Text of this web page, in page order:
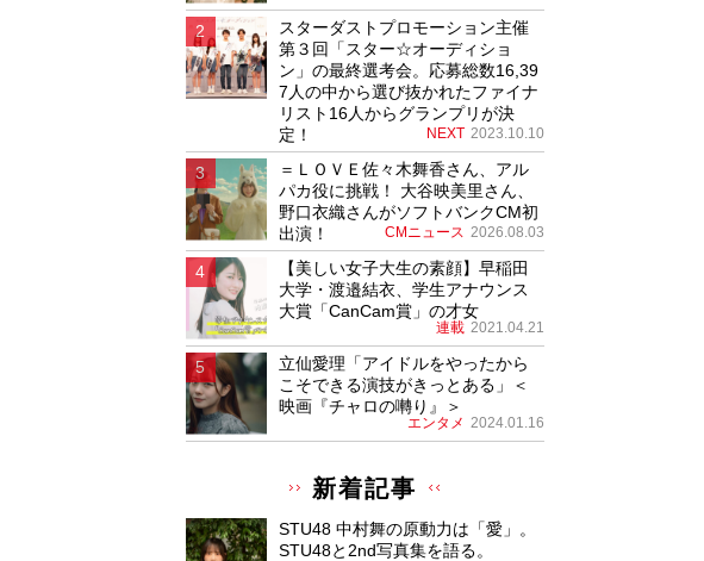
スターダストプロモーション主催
第３回「スター☆オーディショ
ン」の最終選考会。応募総数16,39
7人の中から選び抜かれたファイナ
リスト16人からグランプリが決
定！
NEXT 2023.10.10
＝ＬＯＶＥ佐々木舞香さん、アル
パカ役に挑戦！ 大谷映美里さん、
野口衣織さんがソフトバンクCM初
出演！
CMニュース 2026.08.03
【美しい女子大生の素顔】早稲田
大学・渡邉結衣、学生アナウンス
大賞「CanCam賞」の才女
連載 2021.04.21
立仙愛理「アイドルをやったから
こそできる演技がきっとある」＜
映画『チャロの囀り』＞
エンタメ 2024.01.16
新着記事
STU48 中村舞の原動力は「愛」。
STU48と2nd写真集を語る。